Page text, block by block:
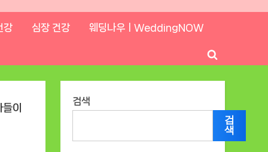
강 심장 건강 웨딩나우ㅣWeddingNOW
Toggle
search
검색
검
색